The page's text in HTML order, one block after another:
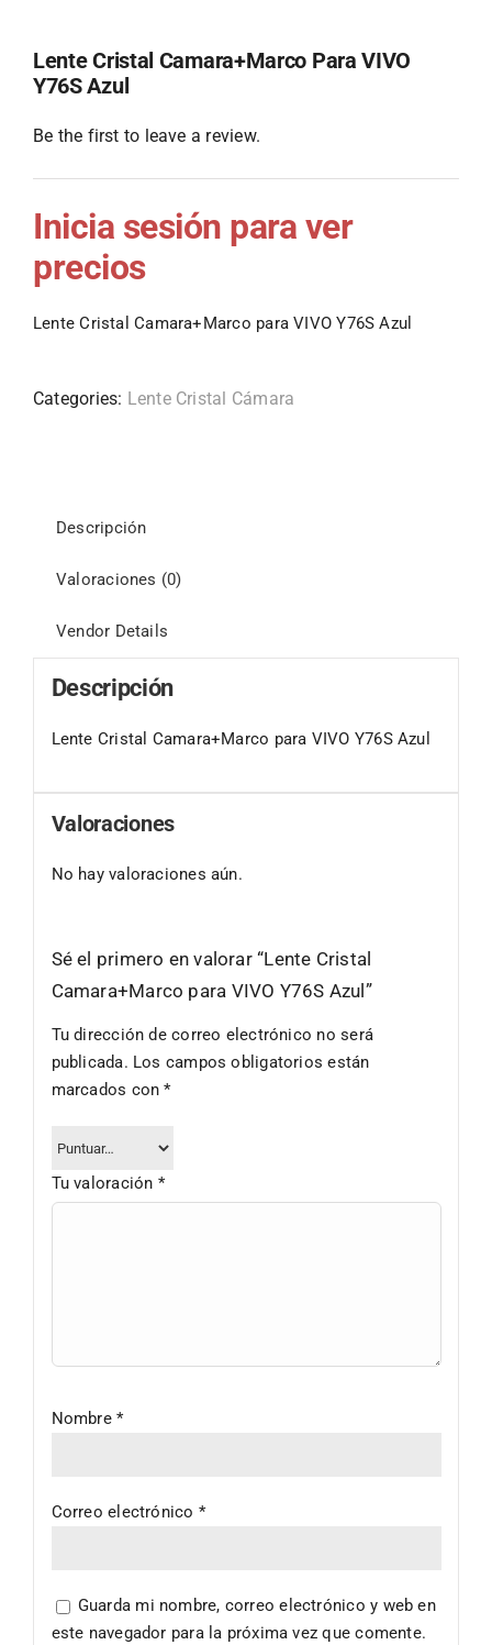
Lente Cristal Camara+Marco Para VIVO
Y76S Azul
Be the first to leave a review.
Inicia sesión para ver
precios
Lente Cristal Camara+Marco para VIVO Y76S Azul
Categories: Lente Cristal Cámara
Descripción
Valoraciones (0)
Vendor Details
Descripción
Lente Cristal Camara+Marco para VIVO Y76S Azul
Valoraciones
No hay valoraciones aún.
Sé el primero en valorar “Lente Cristal
Camara+Marco para VIVO Y76S Azul”
Tu dirección de correo electrónico no será
publicada. Los campos obligatorios están
marcados con*
Tu valoración *
Nombre*
Correo electrónico *
Guarda mi nombre, correo electrónico y web en
este navegador para la próxima vez que comente.